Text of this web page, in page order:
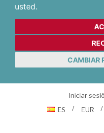
usted.
CAMBIAR
Iniciar
ES
EUR